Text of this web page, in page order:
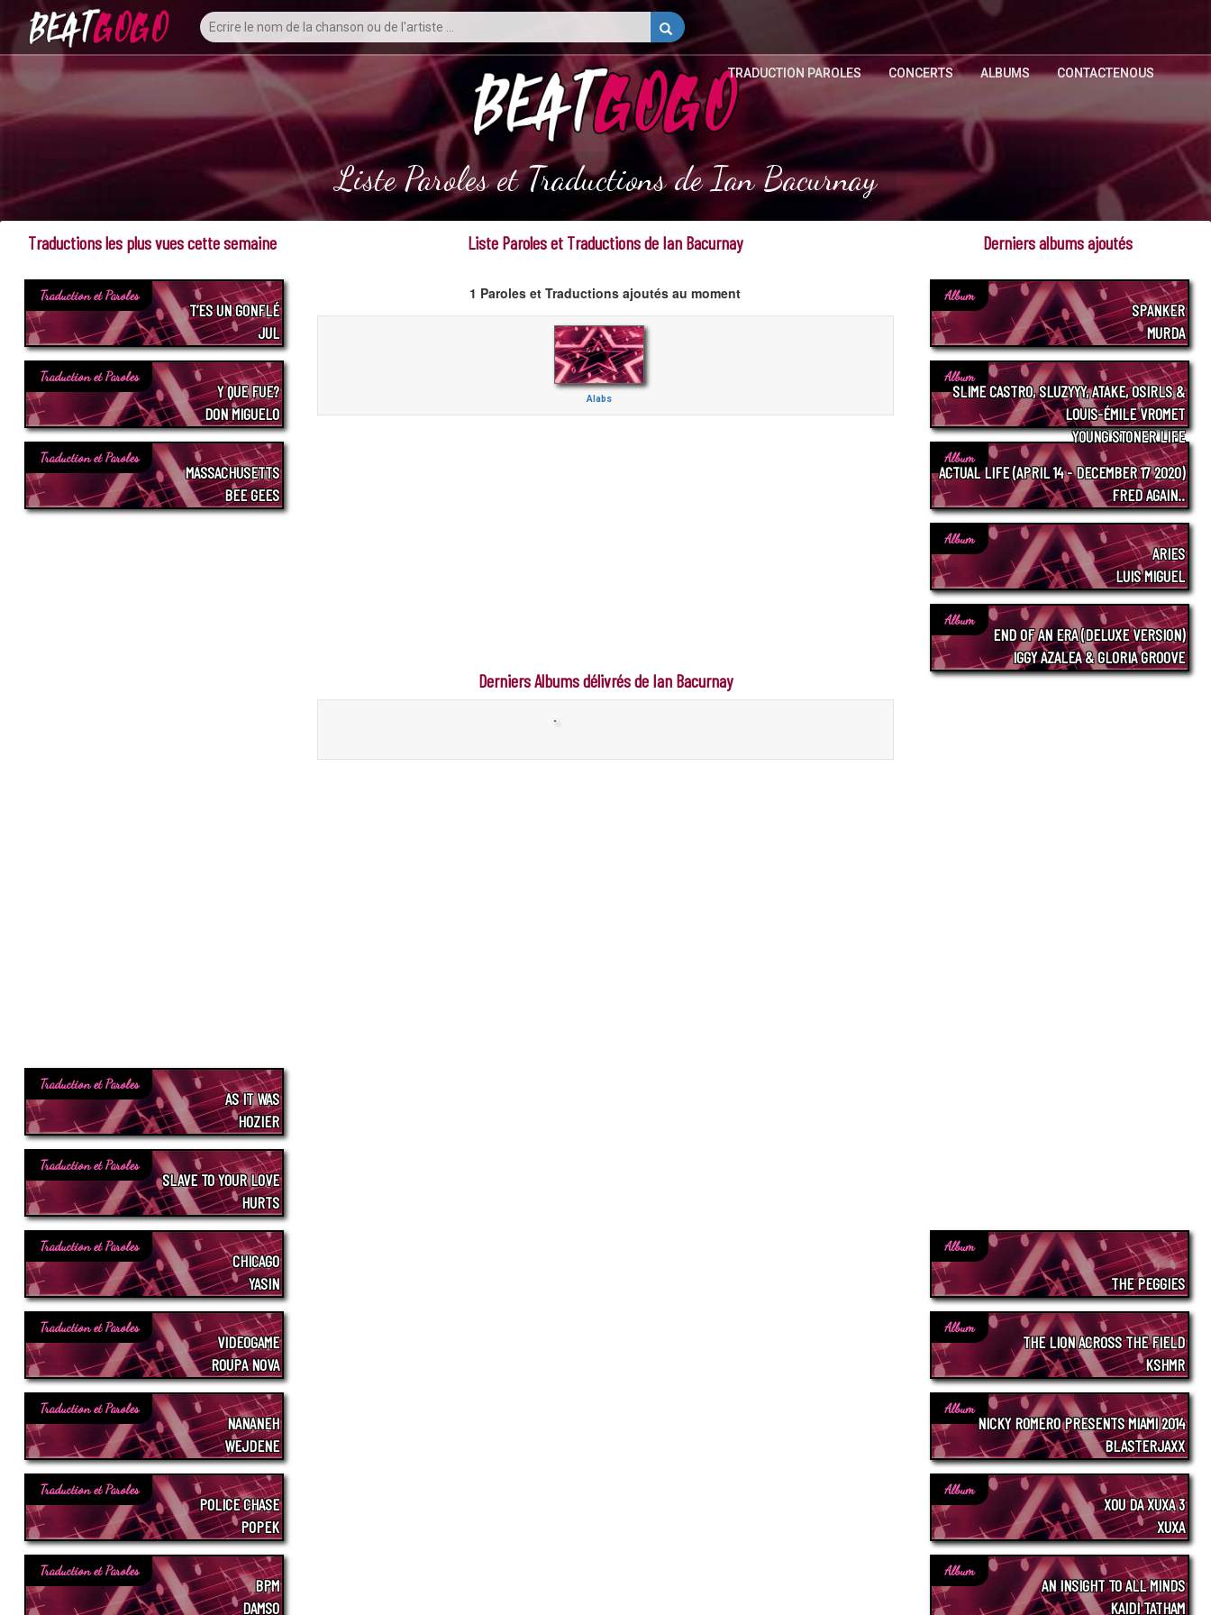
TRADUCTION PAROLES CONCERTS ALBUMS CONTACTENOUS
Liste Paroles et Traductions de Ian Bacurnay
Liste Paroles et Traductions de Ian Bacurnay
1 Paroles et Traductions ajoutés au moment
Alabs
Derniers Albums délivrés de Ian Bacurnay
Traductions les plus vues cette semaine
Traduction et Paroles
T’ES UN GONFLÉ
JUL
Traduction et Paroles
Y QUE FUE?
DON MIGUELO
Traduction et Paroles
MASSACHUSETTS
BEE GEES
Traduction et Paroles
AS IT WAS
HOZIER
Traduction et Paroles
SLAVE TO YOUR LOVE
HURTS
Traduction et Paroles
CHICAGO
YASIN
Traduction et Paroles
VIDEOGAME
ROUPA NOVA
Traduction et Paroles
NANANEH
WEJDENE
Traduction et Paroles
POLICE CHASE
POPEK
Traduction et Paroles
BPM
DAMSO
Derniers albums ajoutés
Album
SPANKER
MURDA
Album
SLIME CASTRO, SLUZYYY, ATAKE, OSIRLS &
LOUIS-ÉMILE VROMET
YOUNG STONER LIFE
Album
ACTUAL LIFE (APRIL 14 - DECEMBER 17 2020)
FRED AGAIN..
Album
ARIES
LUIS MIGUEL
Album
END OF AN ERA (DELUXE VERSION)
IGGY AZALEA & GLORIA GROOVE
Album
THE PEGGIES
Album
THE LION ACROSS THE FIELD
KSHMR
Album
NICKY ROMERO PRESENTS MIAMI 2014
BLASTERJAXX
Album
XOU DA XUXA 3
XUXA
Album
AN INSIGHT TO ALL MINDS
KAIDI TATHAM